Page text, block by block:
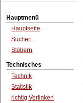
Hauptmenü
Hauptseite
Suchen
Stöbern
Technisches
Technik
Statistik
richtig Verlinken